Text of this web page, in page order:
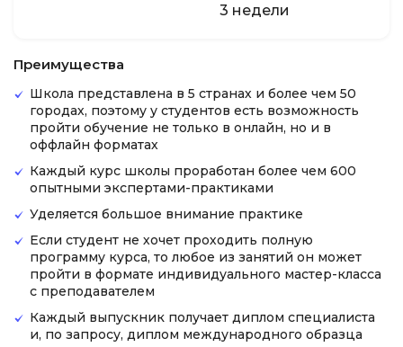
3 недели
Преимущества
Школа представлена в 5 странах и более чем 50
городах, поэтому у студентов есть возможность
пройти обучение не только в онлайн, но и в
оффлайн форматах
Каждый курс школы проработан более чем 600
опытными экспертами-практиками
Уделяется большое внимание практике
Если студент не хочет проходить полную
программу курса, то любое из занятий он может
пройти в формате индивидуального мастер-класса
с преподавателем
Каждый выпускник получает диплом специалиста
и, по запросу, диплом международного образца